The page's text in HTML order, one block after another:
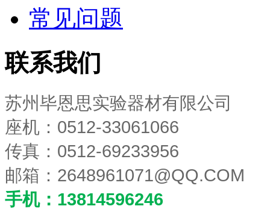
常见问题
联系我们
苏州毕恩思实验器材有限公司
座机：0512-33061066
传真：0512-69233956
邮箱： 2648961071@QQ.COM
手机：13814596246